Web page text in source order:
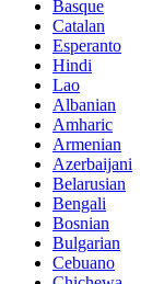
Basque
Catalan
Esperanto
Hindi
Lao
Albanian
Amharic
Armenian
Azerbaijani
Belarusian
Bengali
Bosnian
Bulgarian
Cebuano